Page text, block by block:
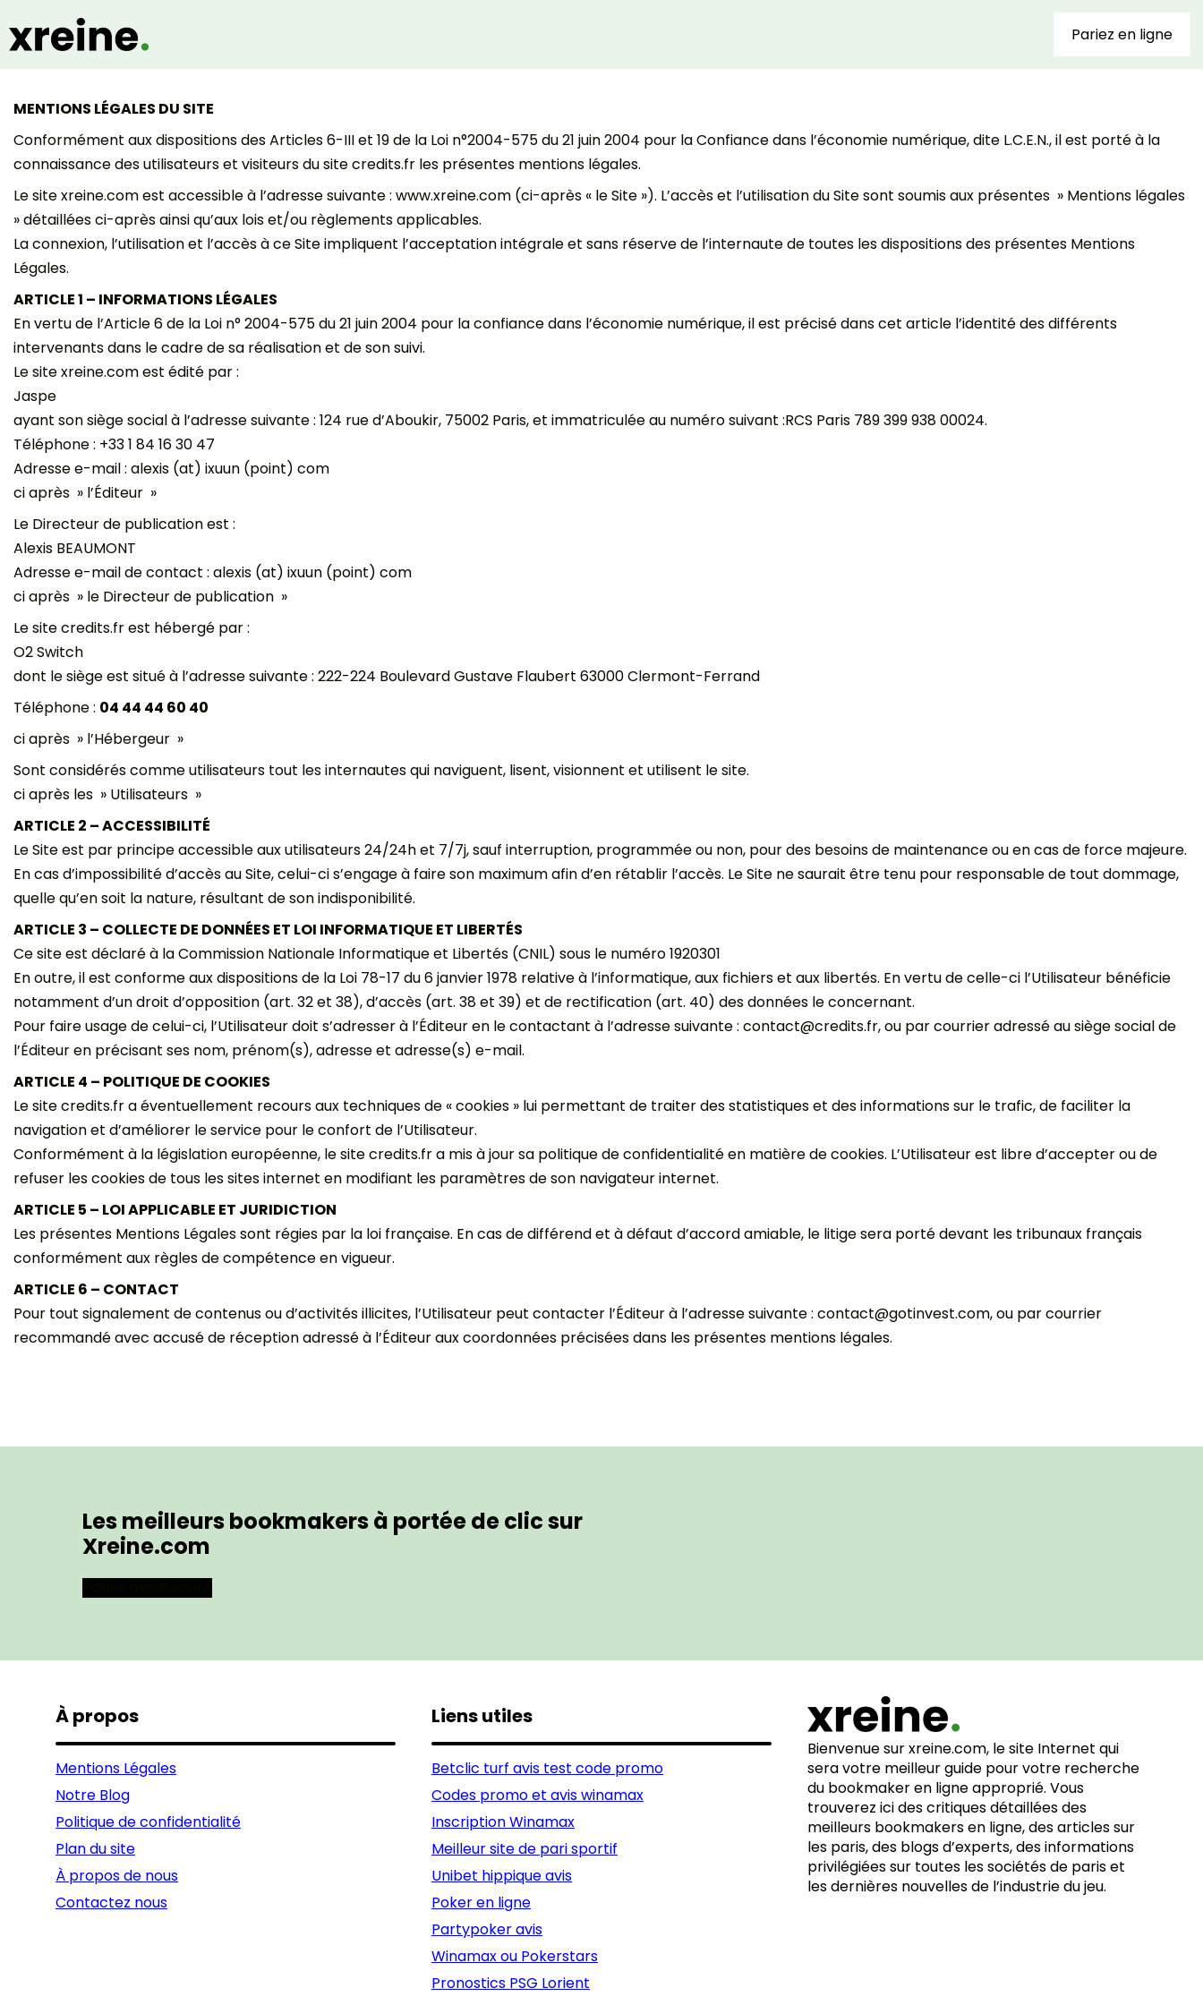
Pariez en ligne
MENTIONS LÉGALES DU SITE
Conformément aux dispositions des Articles 6-III et 19 de la Loi n°2004-575 du 21 juin 2004 pour la Confiance dans l’économie numérique, dite L.C.E.N., il est porté à la
connaissance des utilisateurs et visiteurs du site credits.fr les présentes mentions légales.
Le site xreine.com est accessible à l’adresse suivante : www.xreine.com (ci-après « le Site »). L’accès et l’utilisation du Site sont soumis aux présentes » Mentions légales
» détaillées ci-après ainsi qu’aux lois et/ou règlements applicables.
La connexion, l’utilisation et l’accès à ce Site impliquent l’acceptation intégrale et sans réserve de l’internaute de toutes les dispositions des présentes Mentions
Légales.
ARTICLE 1 – INFORMATIONS LÉGALES
En vertu de l’Article 6 de la Loi n° 2004-575 du 21 juin 2004 pour la confiance dans l’économie numérique, il est précisé dans cet article l’identité des différents
intervenants dans le cadre de sa réalisation et de son suivi.
Le site xreine.com est édité par :
Jaspe
ayant son siège social à l’adresse suivante : 124 rue d’Aboukir, 75002 Paris, et immatriculée au numéro suivant :RCS Paris 789 399 938 00024.
Téléphone : +33 1 84 16 30 47
Adresse e-mail : alexis (at) ixuun (point) com
ci après » l’Éditeur »
Le Directeur de publication est :
Alexis BEAUMONT
Adresse e-mail de contact : alexis (at) ixuun (point) com
ci après » le Directeur de publication »
Le site credits.fr est hébergé par :
O2 Switch
dont le siège est situé à l’adresse suivante : 222-224 Boulevard Gustave Flaubert 63000 Clermont-Ferrand
Téléphone : 04 44 44 60 40
ci après » l’Hébergeur »
Sont considérés comme utilisateurs tout les internautes qui naviguent, lisent, visionnent et utilisent le site.
ci après les » Utilisateurs »
ARTICLE 2 – ACCESSIBILITÉ
Le Site est par principe accessible aux utilisateurs 24/24h et 7/7j, sauf interruption, programmée ou non, pour des besoins de maintenance ou en cas de force majeure.
En cas d’impossibilité d’accès au Site, celui-ci s’engage à faire son maximum afin d’en rétablir l’accès. Le Site ne saurait être tenu pour responsable de tout dommage,
quelle qu’en soit la nature, résultant de son indisponibilité.
ARTICLE 3 – COLLECTE DE DONNÉES ET LOI INFORMATIQUE ET LIBERTÉS
Ce site est déclaré à la Commission Nationale Informatique et Libertés (CNIL) sous le numéro 1920301
En outre, il est conforme aux dispositions de la Loi 78-17 du 6 janvier 1978 relative à l’informatique, aux fichiers et aux libertés. En vertu de celle-ci l’Utilisateur bénéficie
notamment d’un droit d’opposition (art. 32 et 38), d’accès (art. 38 et 39) et de rectification (art. 40) des données le concernant.
Pour faire usage de celui-ci, l’Utilisateur doit s’adresser à l’Éditeur en le contactant à l’adresse suivante : contact@credits.fr, ou par courrier adressé au siège social de
l’Éditeur en précisant ses nom, prénom(s), adresse et adresse(s) e-mail.
ARTICLE 4 – POLITIQUE DE COOKIES
Le site credits.fr a éventuellement recours aux techniques de « cookies » lui permettant de traiter des statistiques et des informations sur le trafic, de faciliter la
navigation et d’améliorer le service pour le confort de l’Utilisateur.
Conformément à la législation européenne, le site credits.fr a mis à jour sa politique de confidentialité en matière de cookies. L’Utilisateur est libre d’accepter ou de
refuser les cookies de tous les sites internet en modifiant les paramètres de son navigateur internet.
ARTICLE 5 – LOI APPLICABLE ET JURIDICTION
Les présentes Mentions Légales sont régies par la loi française. En cas de différend et à défaut d’accord amiable, le litige sera porté devant les tribunaux français
conformément aux règles de compétence en vigueur.
ARTICLE 6 – CONTACT
Pour tout signalement de contenus ou d’activités illicites, l’Utilisateur peut contacter l’Éditeur à l’adresse suivante : contact@gotinvest.com, ou par courrier
recommandé avec accusé de réception adressé à l’Éditeur aux coordonnées précisées dans les présentes mentions légales.
Les meilleurs bookmakers à portée de clic sur
Xreine.com
À propos
Mentions Légales
Notre Blog
Politique de confidentialité
Plan du site
À propos de nous
Contactez nous
Liens utiles
Betclic turf avis test code promo
Codes promo et avis winamax
Inscription Winamax
Meilleur site de pari sportif
Unibet hippique avis
Poker en ligne
Partypoker avis
Winamax ou Pokerstars
Pronostics PSG Lorient
Bienvenue sur xreine.com, le site Internet qui
sera votre meilleur guide pour votre recherche
du bookmaker en ligne approprié. Vous
trouverez ici des critiques détaillées des
meilleurs bookmakers en ligne, des articles sur
les paris, des blogs d’experts, des informations
privilégiées sur toutes les sociétés de paris et
les dernières nouvelles de l’industrie du jeu.